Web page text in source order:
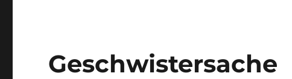
Geschwistersache